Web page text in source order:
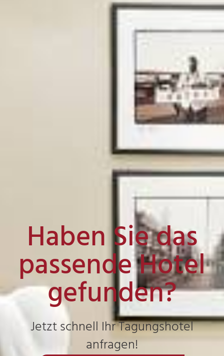
Haben Sie das
passende Hotel
gefunden?
Jetzt schnell Ihr Tagungshotel
anfragen!